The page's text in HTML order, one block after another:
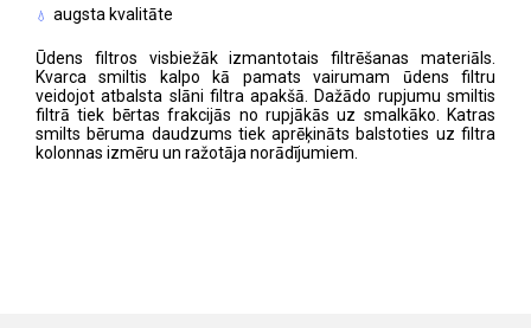
augsta kvalitāte
Ūdens filtros visbiežāk izmantotais filtrēšanas materiāls.
Kvarca smiltis kalpo kā pamats vairumam ūdens filtru
veidojot atbalsta slāni filtra apakšā. Dažādo rupjumu smiltis
filtrā tiek bērtas frakcijās no rupjākās uz smalkāko. Katras
smilts bēruma daudzums tiek aprēķināts balstoties uz filtra
kolonnas izmēru un ražotāja norādījumiem.